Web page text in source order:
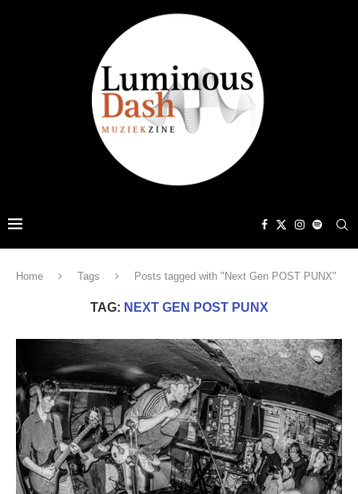
Home Tags Posts tagged with "Next Gen POST PUNX"
TAG: NEXT GEN POST PUNX